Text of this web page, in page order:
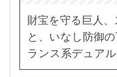
財宝を守る巨人
と、いなし防御
ランス系デュアル